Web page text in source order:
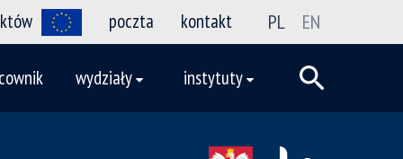
poczta kontakt PL EN
wydziały instytuty